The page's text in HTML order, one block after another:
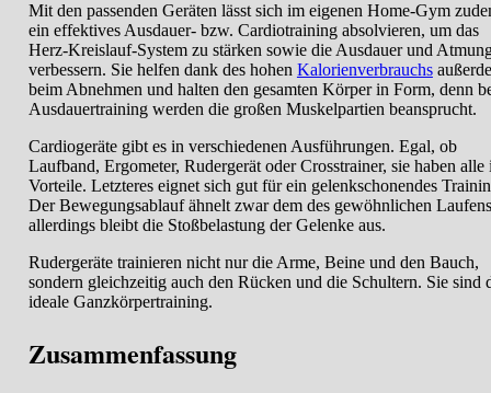
Mit den passenden Geräten lässt sich im eigenen Home-Gym
ein effektives Ausdauer- bzw. Cardiotraining absolvieren, um das
Herz-Kreislauf-System zu stärken sowie die Ausdauer und
verbessern. Sie helfen dank des hohen Kalorienverbrauchs
beim Abnehmen und halten den gesamten Körper in Form, denn
Ausdauertraining werden die großen Muskelpartien beansprucht.
Cardiogeräte gibt es in verschiedenen Ausführungen. Egal, ob
Laufband, Ergometer, Rudergerät oder Crosstrainer, sie haben alle
Vorteile. Letzteres eignet sich gut für ein gelenkschonendes
Der Bewegungsablauf ähnelt zwar dem des gewöhnlichen
allerdings bleibt die Stoßbelastung der Gelenke aus.
Rudergeräte trainieren nicht nur die Arme, Beine und den Bauch,
sondern gleichzeitig auch den Rücken und die Schultern. Sie sind
ideale Ganzkörpertraining.
Zusammenfassung